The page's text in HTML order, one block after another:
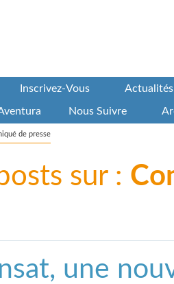
Inscrivez-Vous Actualités
Nous Suivre
de presse
sur :
une